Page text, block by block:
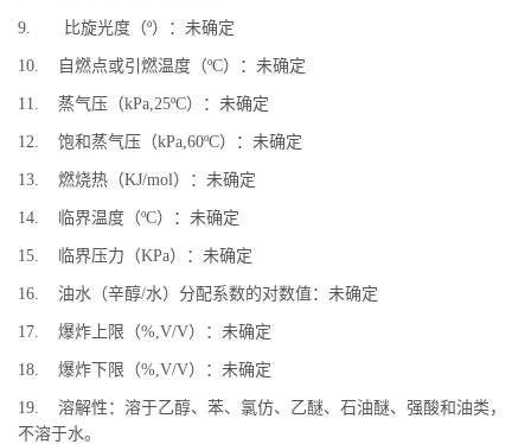
9. 比旋光度（º）：未确定
10. 自燃点或引燃温度（ºC）：未确定
11. 蒸气压（kPa,25ºC）：未确定
12. 饱和蒸气压（kPa,60ºC）：未确定
13. 燃烧热（KJ/mol）：未确定
14. 临界温度（ºC）：未确定
15. 临界压力（KPa）：未确定
16. 油水（辛醇/水）分配系数的对数值：未确定
17. 爆炸上限（%,V/V）：未确定
18. 爆炸下限（%,V/V）：未确定
19. 溶解性：溶于乙醇、苯、氯仿、乙醚、石油醚、强酸和油类，
不溶于水。